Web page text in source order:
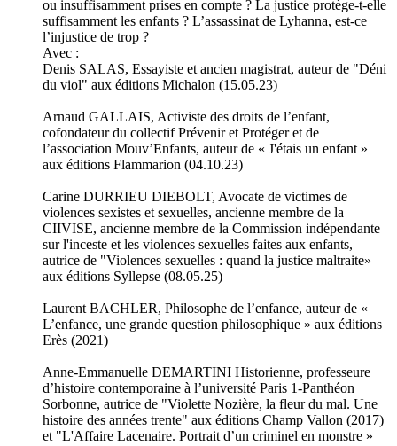
ou insuffisamment prises en compte ? La justice protège-t-elle
suffisamment les enfants ? L’assassinat de Lyhanna, est-ce
l’injustice de trop ?
Avec :
Denis SALAS, Essayiste et ancien magistrat, auteur de "Déni
du viol" aux éditions Michalon (15.05.23)
Arnaud GALLAIS, Activiste des droits de l’enfant,
cofondateur du collectif Prévenir et Protéger et de
l’association Mouv’Enfants, auteur de « J'étais un enfant »
aux éditions Flammarion (04.10.23)
Carine DURRIEU DIEBOLT, Avocate de victimes de
violences sexistes et sexuelles, ancienne membre de la
CIIVISE, ancienne membre de la Commission indépendante
sur l'inceste et les violences sexuelles faites aux enfants,
autrice de "Violences sexuelles : quand la justice maltraite»
aux éditions Syllepse (08.05.25)
Laurent BACHLER, Philosophe de l’enfance, auteur de «
L’enfance, une grande question philosophique » aux éditions
Erès (2021)
Anne-Emmanuelle DEMARTINI Historienne, professeure
d’histoire contemporaine à l’université Paris 1-Panthéon
Sorbonne, autrice de "Violette Nozière, la fleur du mal. Une
histoire des années trente" aux éditions Champ Vallon (2017)
et "L'Affaire Lacenaire. Portrait d’un criminel en monstre »